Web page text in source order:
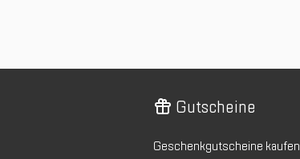
Gutscheine
Geschenkgutscheine kaufen